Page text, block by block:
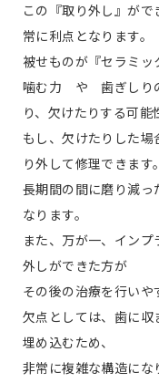
この『取り外し』が
常に利点となります。
被せものが『セラミッ
噛む力 や 歯ぎしり
り、欠けたりする可能
もし、欠けたりした
り外して修理できます。
長期間の間に磨り減
なります。
また、万が一、イン
外しができた方が
その後の治療を行いや
欠点としては、歯に収
埋め込むため、
非常に複雑な構造にな